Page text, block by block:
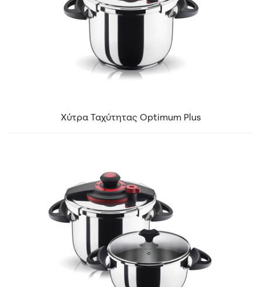
Χύτρα Ταχύτητας Optimum Plus